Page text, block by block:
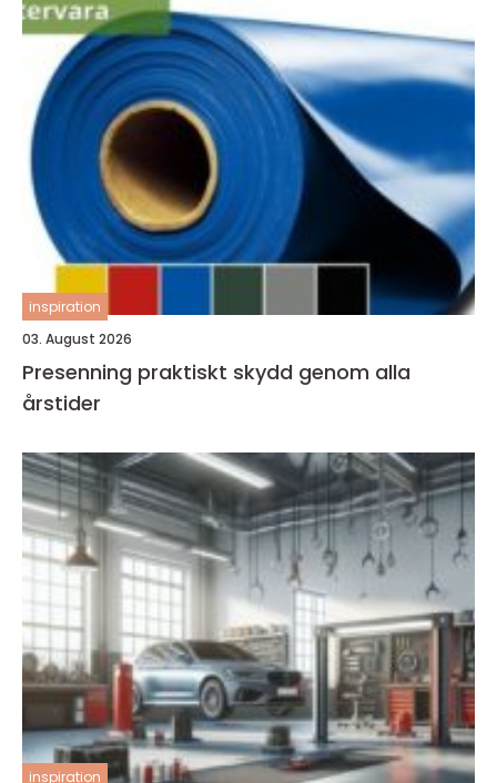
inspiration
03. August 2026
Presenning praktiskt skydd genom alla
årstider
inspiration